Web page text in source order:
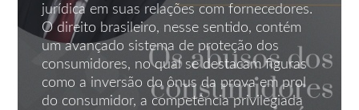
jurídica em suas relações com fornecedores.
O direito brasileiro, nesse sentido, contém
um avançado sistema de proteção dos
consumidores, no qual se destacam figuras
como a inversão do ônus da prova em prol
do consumidor, a competência privilegiada